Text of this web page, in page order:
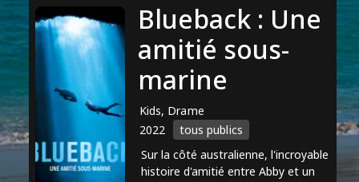
Blueback : Une
amitié sous-
marine
Kids, Drame
2022
tous publics
Sur la côté australienne, l'incroyable
histoire d'amitié entre Abby et un